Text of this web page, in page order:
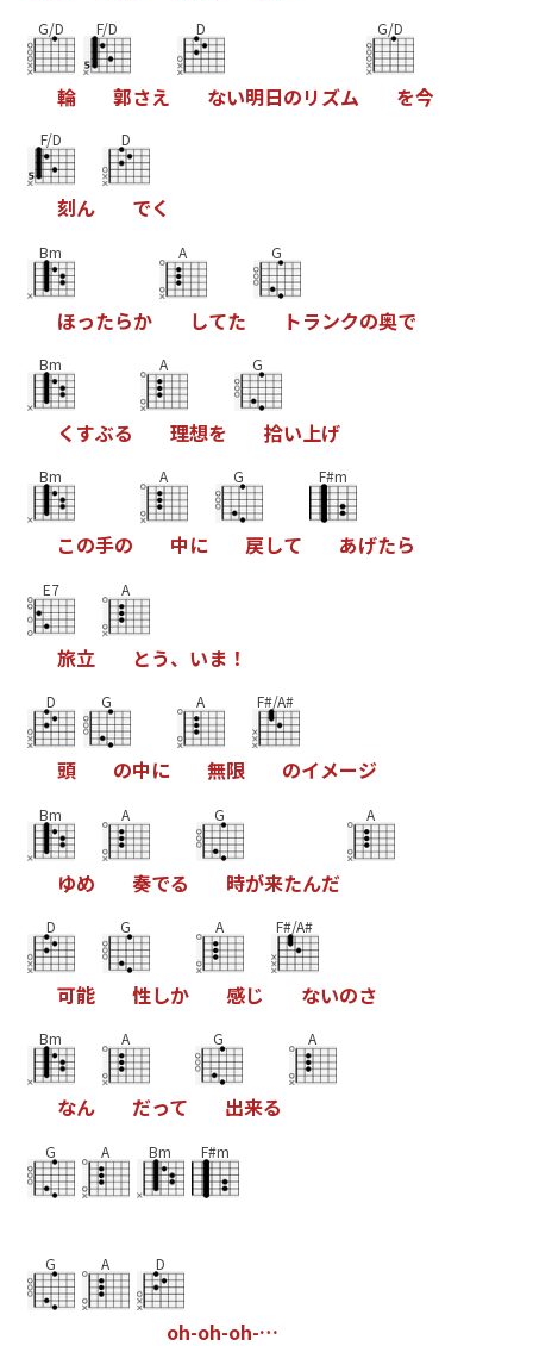
G/D
輪
F/D
郭さえ
D
ない明日のリズム
G/D
を今
F/D
刻ん
D
でく
Bm
ほったらか
A
してた
G
トランクの奥で
Bm
く すぶる
A
理想を
G
拾い上げ
Bm
この手の
A
中に
G
戻して
F#m
あげたら
E7
旅立
A
とう、 いま ！
D
頭
G
の中に
A
無限
F#/A#
のイメージ
Bm
ゆめ
A
奏でる
G
時が来たんだ
A
D
可能
G
性しか
A
感じ
F#/A#
ないのさ
Bm
なん
A
だって
G
出来る
A
G A Bm F#m
G A D
oh-oh-oh-…